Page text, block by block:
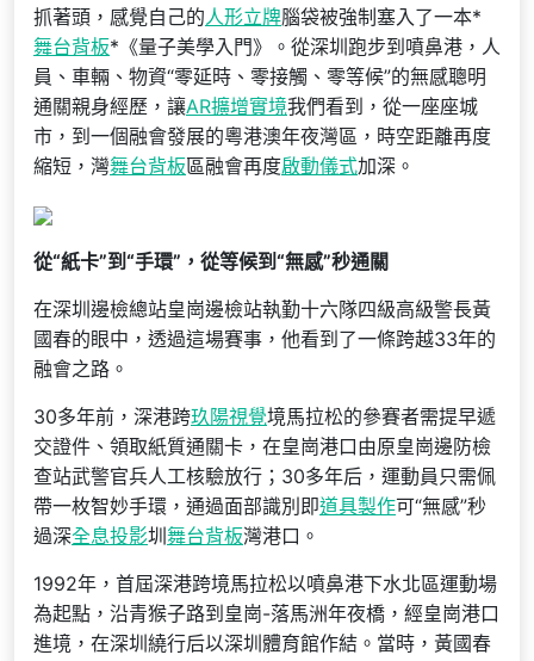
抓著頭，感覺自己的人形立牌腦袋被強制塞入了一本*
舞台背板*《量子美學入門》。從深圳跑步到噴鼻港，人
員、車輛、物資“零延時、零接觸、零等候”的無感聰明
通關親身經歷，讓AR擴增實境我們看到，從一座座城
市，到一個融會發展的粵港澳年夜灣區，時空距離再度
縮短，灣舞台背板區融會再度啟動儀式加深。
從“紙卡”到“手環”，從等候到“無感”秒通關
在深圳邊檢總站皇崗邊檢站執勤十六隊四級高級警長黃
國春的眼中，透過這場賽事，他看到了一條跨越33年的
融會之路。
30多年前，深港跨玖陽視覺境馬拉松的參賽者需提早遞
交證件、領取紙質通關卡，在皇崗港口由原皇崗邊防檢
查站武警官兵人工核驗放行；30多年后，運動員只需佩
帶一枚智妙手環，通過面部識別即道具製作可“無感”秒
過深全息投影圳 舞台背板灣港口。
1992年，首屆深港跨境馬拉松以噴鼻港下水北區運動場
為起點，沿青猴子路到皇崗-落馬洲年夜橋，經皇崗港口
進境，在深圳繞行后以深圳體育館作結。當時，黃國春